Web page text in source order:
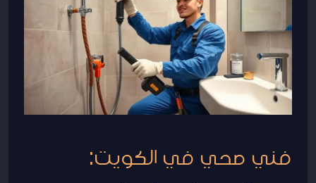
فني صحي في الكويت:
الكويت:
خدمات
سباكة
احترافية
على
الساعة